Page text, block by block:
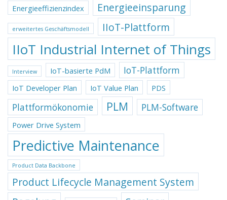
Energieeffizienzindex
Energieeinsparung
erweitertes Geschäftsmodell IIoT-Plattform
IIoT Industrial Internet of Things
Interview IoT-basierte PdM IoT-Plattform
IoT Developer Plan IoT Value Plan PDS
Plattformökonomie PLM PLM-Software
Power Drive System
Predictive Maintenance
Product Data Backbone
Product Lifecycle Management System